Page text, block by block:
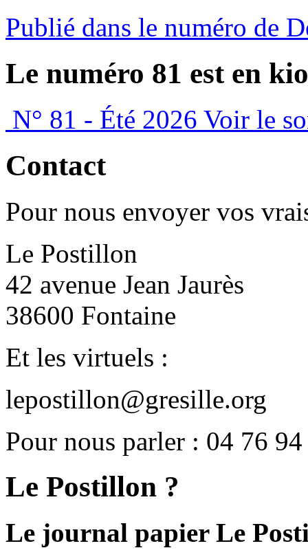
Publié dans le numéro de
Le numéro 81 est en
N° 81 - Été 2026 Voir le
Contact
Pour nous envoyer vos
Le Postillon
42 avenue Jean Jaurès
38600 Fontaine
Et les virtuels :
lepostillon@gresille.org
Pour nous parler : 04 76
Le Postillon ?
Le journal papier Le